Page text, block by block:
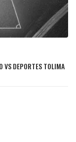
VS DEPORTES TOLIMA